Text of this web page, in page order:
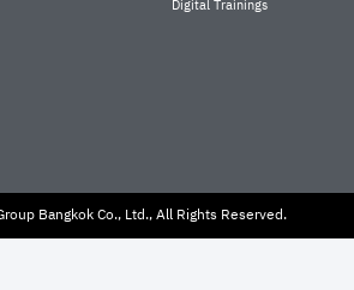
Digital Trainings
Bangkok Co., Ltd., All Rights Reserved.